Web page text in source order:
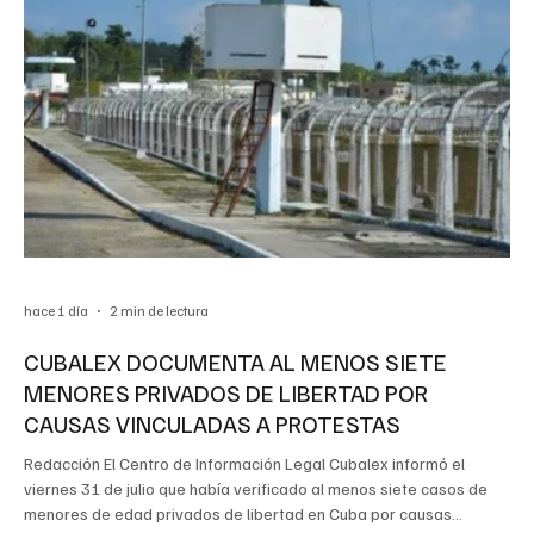
CUBALEX DOCUMENTA AL MENOS SIETE
MENORES PRIVADOS DE LIBERTAD POR
CAUSAS VINCULADAS A PROTESTAS
Redacción El Centro de Información Legal Cubalex informó el
viernes 31 de julio que había verificado al menos siete casos de
menores de edad privados de libertad en Cuba por causas
hace 1 día 2 min de lectura